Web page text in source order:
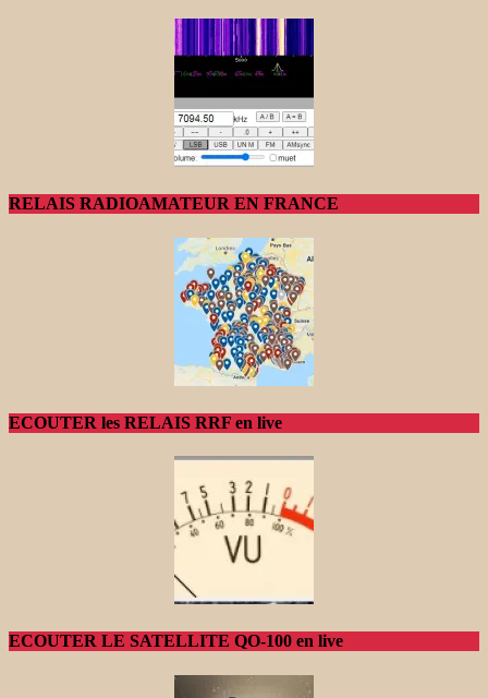
RELAIS RADIOAMATEUR EN FRANCE
ECOUTER les RELAIS RRF en live
ECOUTER LE SATELLITE QO-100 en live